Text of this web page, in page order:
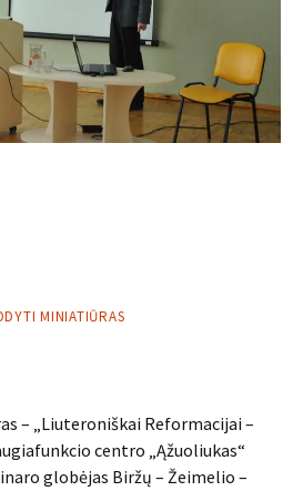
MINIATIŪRAS
– „Liuteroniškai Reformacijai –
centro „Ąžuoliukas“
globėjas Biržų – Žeimelio –